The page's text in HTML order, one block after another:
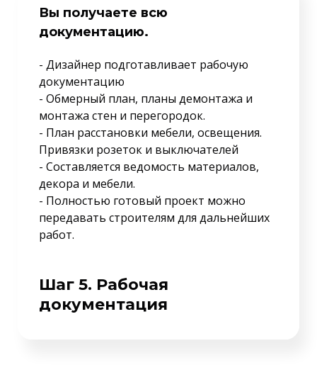
Шаг 5. Рабочая
документация
Вы получаете всю
документацию.
- Дизайнер подготавливает рабочую
документацию
- Обмерный план, планы демонтажа и
монтажа стен и перегородок.
- План расстановки мебели, освещения.
Привязки розеток и выключателей
- Составляется ведомость материалов,
декора и мебели.
- Полностью готовый проект можно
передавать строителям для дальнейших
работ.